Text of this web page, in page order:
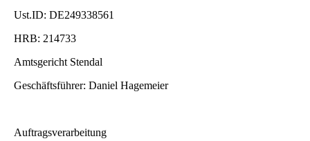
Ust.ID: DE249338561
HRB: 214733
Amtsgericht Stendal
Geschäftsführer: Daniel Hagemeier
Auftragsverarbeitung